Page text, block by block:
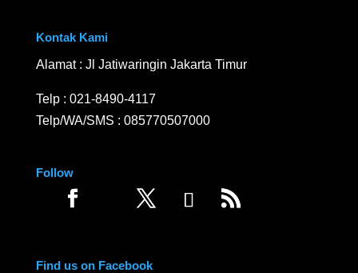
Kontak Kami
Alamat : Jl Jatiwaringin Jakarta Timur
Telp : 021-8490-4117
Telp/WA/SMS : 085770507000
Follow
Find us on Facebook